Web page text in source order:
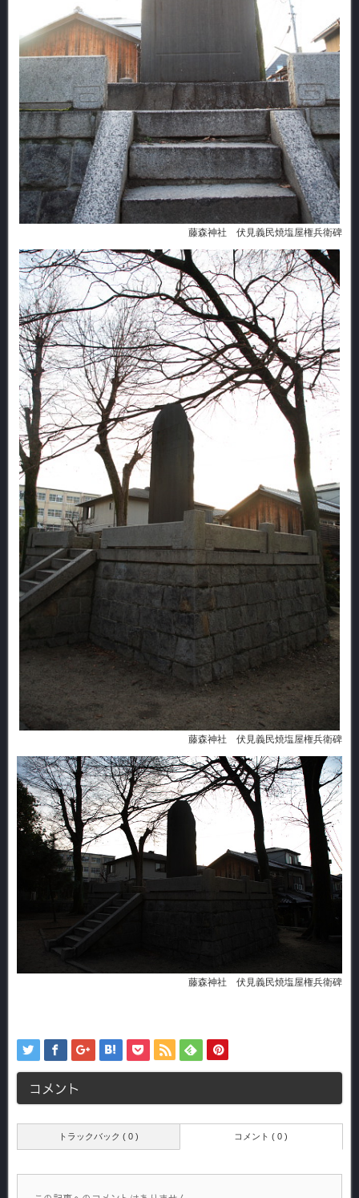
藤森神社 伏見義民焼塩屋権兵衛碑
藤森神社 伏見義民焼塩屋権兵衛碑
藤森神社 伏見義民焼塩屋権兵衛碑
コメント
トラックバック ( 0 ) コメント ( 0 )